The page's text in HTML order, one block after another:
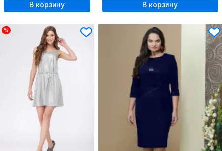
В корзину В корзину
%